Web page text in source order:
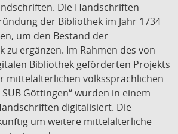
Die Handschriften
der Bibliothek im Jahr 1734
um den Bestand der
zu ergänzen. Im Rahmen des von
Bibliothek geförderten Projekts
mittelalterlichen volkssprachlichen
Göttingen“ wurden in einem
digitalisiert. Die
um weitere mittelalterliche